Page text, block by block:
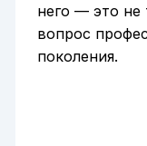
него — это не
вопрос
поколения.